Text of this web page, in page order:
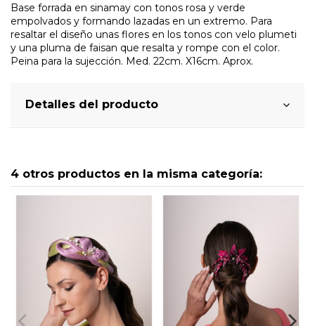
Base forrada en sinamay con tonos rosa y verde
empolvados y formando lazadas en un extremo. Para
resaltar el diseño unas flores en los tonos con velo plumeti
y una pluma de faisan que resalta y rompe con el color.
Peina para la sujección. Med. 22cm. X16cm. Aprox.
Detalles del producto
4 otros productos en la misma categoría: